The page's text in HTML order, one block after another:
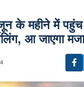
के महीने में पहुंच
आ जाएगा मजा